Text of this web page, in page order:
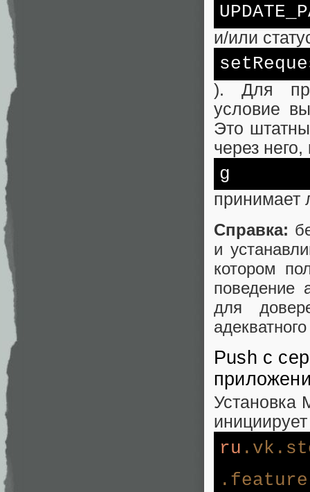
и/или
set
). Для
условие
Это
через
g
принимает
Справка:
и
котором
поведение
для
Push с
Установка
ru .vk
.feature